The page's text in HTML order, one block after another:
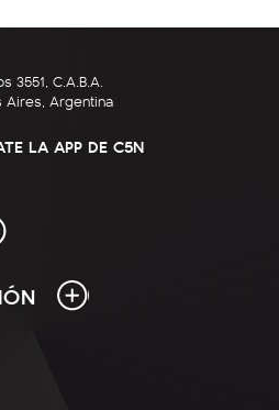
3551, C.A.B.A.
Aires, Argentina
LA APP DE C5N